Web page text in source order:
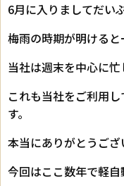
6月に入りましてだい
梅雨の時期が明けると
当社は週末を中心に忙
これも当社をご利用
す。
本当にありがとうござ
今回はここ数年で軽